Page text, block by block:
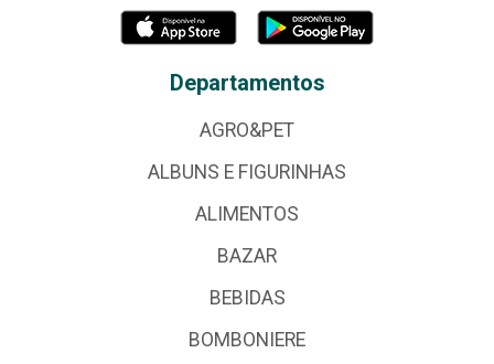
Departamentos
AGRO&PET
ALBUNS E FIGURINHAS
ALIMENTOS
BAZAR
BEBIDAS
BOMBONIERE